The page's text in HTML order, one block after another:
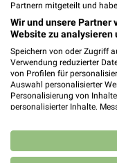
RENO
Schöne
99867
Heute
254,79
37327
Partnern mitgeteilt und
Wir und unsere Partner
Website zu analysieren
Speichern von oder Zugriff
Verwendung reduzierter
von Profilen für
Auswahl personalisierter
Personalisierung von
personalisierter Inhalte.
Kombinationen von Daten
Verbesserung der
von Inhalten.